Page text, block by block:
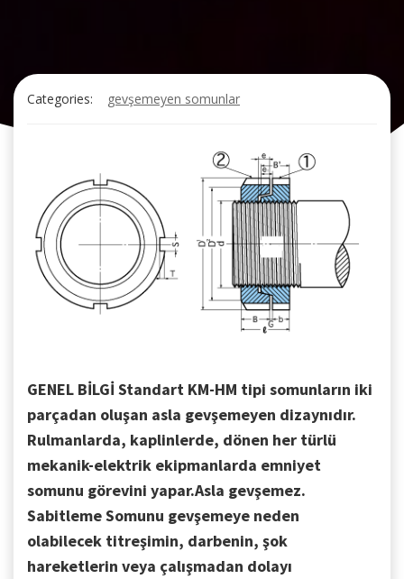
Categories: gevşemeyen somunlar
GENEL BİLGİStandart KM-HM tipi somunların iki
parçadan oluşan asla gevşemeyen dizaynıdır.
Rulmanlarda, kaplinlerde, dönen her türlü
mekanik-elektrik ekipmanlarda emniyet
somunu görevini yapar.Asla gevşemez.
Sabitleme Somunu gevşemeye neden
olabilecek titreşimin, darbenin, şok
hareketlerin veya çalışmadan dolayı